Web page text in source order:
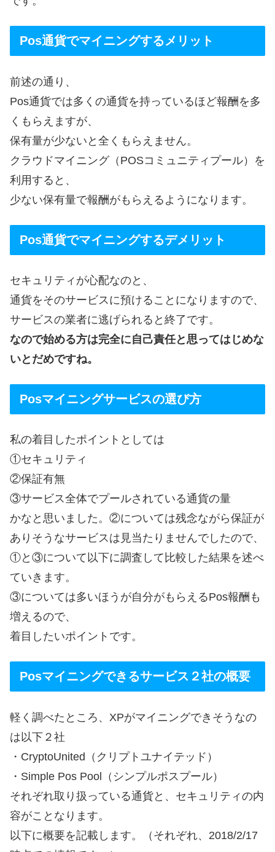
Pos通貨でマイニングするメリット
前述の通り、
Pos通貨では多くの通貨を持っているほど報酬を多
くもらえますが、
保有量が少ないと全くもらえません。
クラウドマイニング（POSコミュニティプール）を
利用すると、
少ない保有量で報酬がもらえるようになります。
Pos通貨でマイニングするデメリット
セキュリティが心配なのと、
通貨をそのサービスに預けることになりますので、
サービスの業者に逃げられると終了です。
なので始める方は完全に自己責任と思ってはじめな
いとだめですね。
Posマイニングサービスの選び方
私の着目したポイントとしては
①セキュリティ
②保証有無
③サービス全体でプールされている通貨の量
かなと思いました。②については残念ながら保証が
ありそうなサービスは見当たりませんでしたので、
①と③について以下に調査して比較した結果を述べ
ていきます。
③については多いほうが自分がもらえるPos報酬も
増えるので、
着目したいポイントです。
Posマイニングできるサービス２社の概要
軽く調べたところ、XPがマイニングできそうなの
は以下２社
・CryptoUnited（クリプトユナイテッド）
・Simple Pos Pool（シンプルポスプール）
それぞれ取り扱っている通貨と、セキュリティの内
容がことなります。
以下に概要を記載します。（それぞれ、2018/2/17